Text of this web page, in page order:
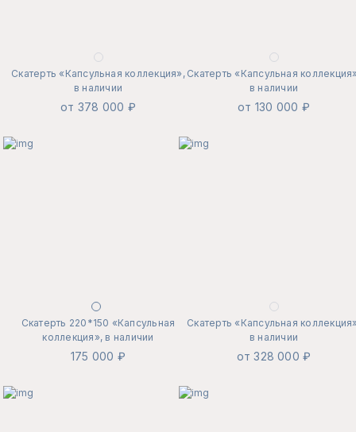
Скатерть «Капсульная коллекция»,
в наличии
от 378 000 ₽
Скатерть «Капсульная
в наличии
от 130 000 ₽
Скатерть 220*150 «Капсульная
коллекция», в наличии
175 000 ₽
Скатерть «Капсульная
в наличии
от 328 000 ₽